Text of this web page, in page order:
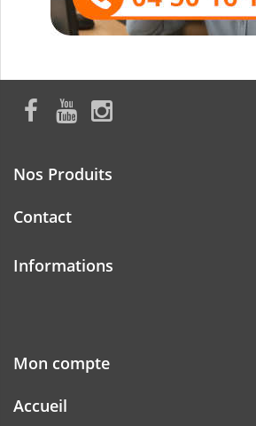
Nos Produits
Contact
Informations
Mon compte
Accueil